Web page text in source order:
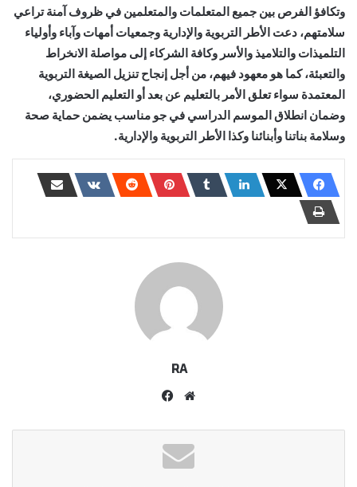
وتكافؤ الفرص بين جميع المتعلمات والمتعلمين في ظروف آمنة تراعي
سلامتهم، دعت الأطر التربوية والإدارية وجمعيات أمهات وآباء وأولياء
التلميذات والتلاميذ والأسر وكافة الشركاء إلى مواصلة الانخراط
والتعبئة، كما هو معهود فيهم، من أجل إنجاح تنزيل الصيغة التربوية
المعتمدة سواء تعلق الأمر بالتعليم عن بعد أو التعليم الحضوري،
وضمان انطلاق الموسم الدراسي في جو مناسب يضمن حماية صحة
وسلامة بناتنا وأبنائنا وكذا الأطر التربوية والإدارية.
RA
موقع